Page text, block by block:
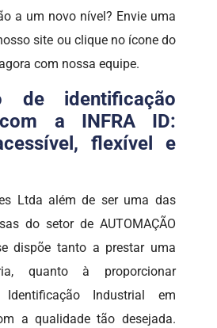
a um novo nível? Envie uma
site ou clique no ícone do
com nossa equipe.
de identificação
a INFRA ID:
flexível e
Ltda além de ser uma das
do setor de AUTOMAÇÃO
dispõe tanto a prestar uma
quanto à proporcionar
Industrial em
a qualidade tão desejada.